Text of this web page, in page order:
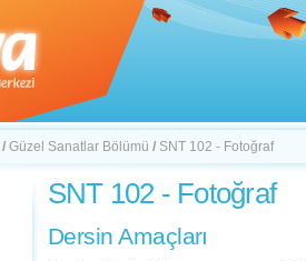
/ Güzel Sanatlar Bölümü / SNT 102 - Fotoğraf
SNT 102 - Fotoğraf
Dersin Amaçları